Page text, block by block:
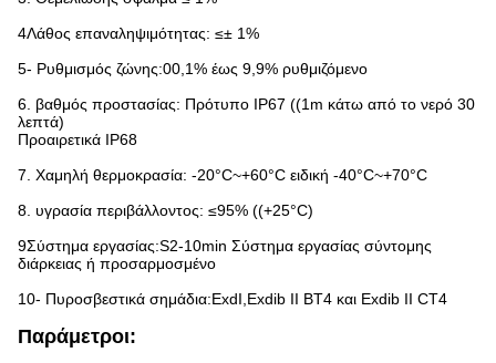
4Λάθος επαναληψιμότητας: ≤± 1%
5- Ρυθμισμός ζώνης:00,1% έως 9,9% ρυθμιζόμενο
6. βαθμός προστασίας: Πρότυπο IP67 ((1m κάτω από το νερό 30
λεπτά)
Προαιρετικά IP68
7. Χαμηλή θερμοκρασία: -20°C~+60°C ειδική -40°C~+70°C
8. υγρασία περιβάλλοντος: ≤95% ((+25°C)
9Σύστημα εργασίας:S2-10min Σύστημα εργασίας σύντομης
διάρκειας ή προσαρμοσμένο
10- Πυροσβεστικά σημάδια:ExdI,Exdib II BT4 και Exdib II CT4
Παράμετροι: